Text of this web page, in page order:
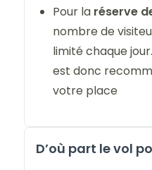
Pour la réserve
nombre de
limité chaque
est donc
votre place
D’où part le vol